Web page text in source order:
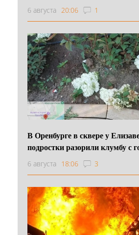
6 августа 20:06 1
В Оренбурге в сквере у
подростки разорили клумбу с
6 августа 18:06 3